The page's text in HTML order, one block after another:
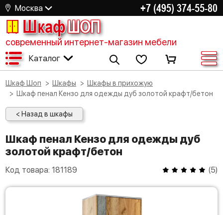
Москва +7 (495) 374-55-80
ШкафШОП
современный интернет-магазин мебели
Каталог
Шкаф Шоп Шкафы
Шкафы в прихожую
Шкаф пенал Кензо для одежды дуб золотой крафт/бетон
< Назад в шкафы
Шкаф пенал Кензо для одежды дуб
золотой крафт/бетон
Код товара: 181189 (5)